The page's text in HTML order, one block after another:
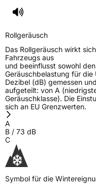
Rollgeräusch
Das Rollgeräusch wirkt
Fahrzeugs aus
und beeinflusst sowohl
Geräuschbelastung für die
Dezibel (dB) gemessen
aufgeteilt: von A
Geräuschklasse). Die
sich an EU Grenzwerten.
A
B / 73 dB
C
Symbol für die